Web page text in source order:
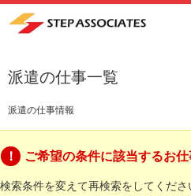
派遣の仕事一覧
派遣の仕事情報
ご希望の条件に該当するお
検索条件を変えて再検索をしてくだ